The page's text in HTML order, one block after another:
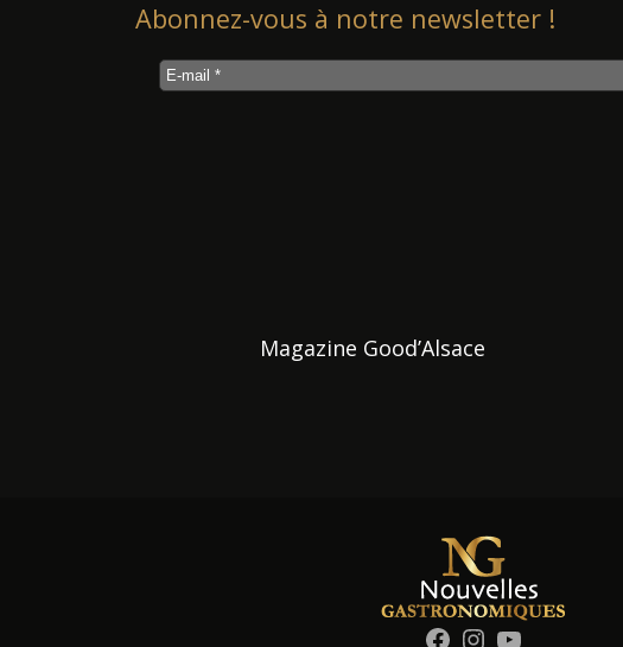
Abonnez-vous à notre newsletter !
Magazine Good’Alsace
Facebook
Instagram
YouTube